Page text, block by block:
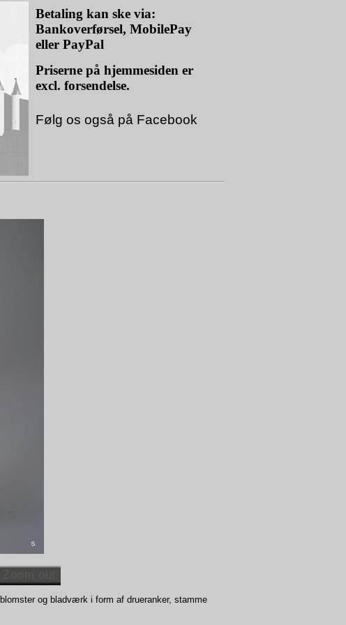
Betaling kan ske via:
Bankoverførsel, MobilePay
eller PayPal
Priserne på hjemmesiden er
excl. forsendelse.
Følg os også på Facebook
og bladværk i form af drueranker, stamme